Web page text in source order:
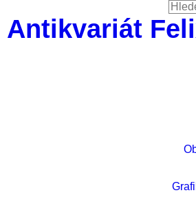
Antikvariát